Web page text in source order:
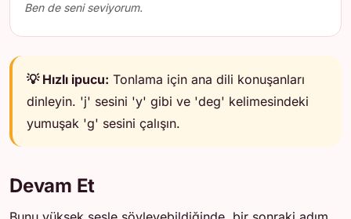
Ben de seni seviyorum.
💡 Hızlı ipucu: Tonlama için ana dili konuşanları
dinleyin. 'j' sesini 'y' gibi ve 'deg' kelimesindeki
yumuşak 'g' sesini çalışın.
Devam Et